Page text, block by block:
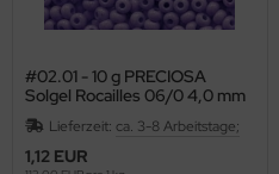
#02.01 - 10 g PRECIOSA
Solgel Rocailles 06/0 4,0 mm
- Opaque Plum
Lieferzeit: ca. 3-8 Arbeitstage;
1,12 EUR